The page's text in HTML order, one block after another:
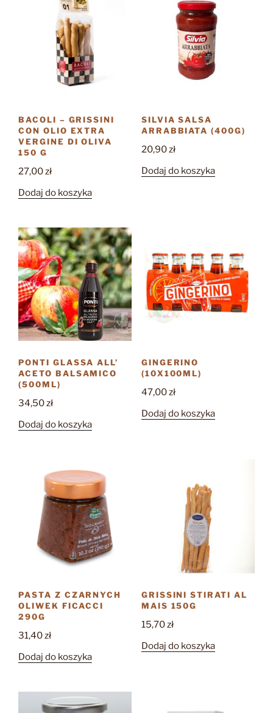
BACOLI – GRISSINI
CON OLIO EXTRA
VERGINE DI OLIVA
150 G
27,00zł
Dodaj do koszyka
SILVIA SALSA
ARRABBIATA (400G)
20,90zł
Dodaj do koszyka
PONTI GLASSA ALL’
ACETO BALSAMICO
(500ML)
34,50zł
Dodaj do koszyka
GINGERINO
(10X100ML)
47,00zł
Dodaj do koszyka
PASTA Z CZARNYCH
OLIWEK FICACCI
290G
31,40zł
Dodaj do koszyka
GRISSINI STIRATI AL
MAIS 150G
15,70zł
Dodaj do koszyka